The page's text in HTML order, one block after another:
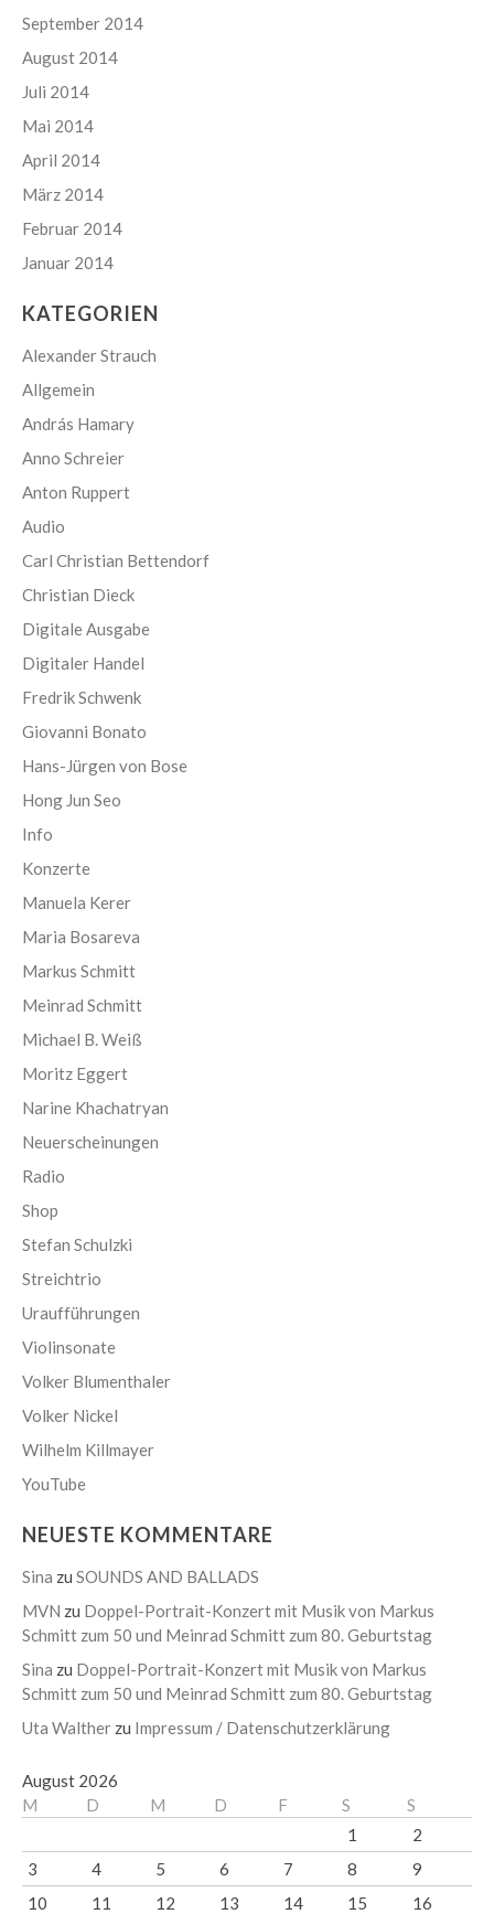
September 2014
August 2014
Juli 2014
Mai 2014
April 2014
März 2014
Februar 2014
Januar 2014
KATEGORIEN
Alexander Strauch
Allgemein
András Hamary
Anno Schreier
Anton Ruppert
Audio
Carl Christian Bettendorf
Christian Dieck
Digitale Ausgabe
Digitaler Handel
Fredrik Schwenk
Giovanni Bonato
Hans-Jürgen von Bose
Hong Jun Seo
Info
Konzerte
Manuela Kerer
Maria Bosareva
Markus Schmitt
Meinrad Schmitt
Michael B. Weiß
Moritz Eggert
Narine Khachatryan
Neuerscheinungen
Radio
Shop
Stefan Schulzki
Streichtrio
Uraufführungen
Violinsonate
Volker Blumenthaler
Volker Nickel
Wilhelm Killmayer
YouTube
NEUESTE KOMMENTARE
Sina zu SOUNDS AND BALLADS
MVN zu Doppel-Portrait-Konzert mit Musik von Markus
Schmitt zum 50 und Meinrad Schmitt zum 80. Geburtstag
Sina zu Doppel-Portrait-Konzert mit Musik von Markus
Schmitt zum 50 und Meinrad Schmitt zum 80. Geburtstag
Uta Walther zu Impressum / Datenschutzerklärung
August 2026
M
D M D F S
S
1
2
3
4 5 6 7 8
9
10
11 12 13 14 15 16